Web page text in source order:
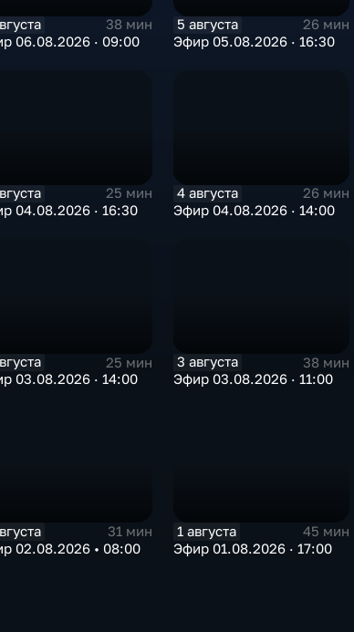
38 мин
06.08.2026 · 09:00
5 августа
26 мин
Эфир 05.08.2026 · 16:30
25 мин
04.08.2026 · 16:30
4 августа
26 мин
Эфир 04.08.2026 · 14:00
25 мин
03.08.2026 · 14:00
3 августа
38 мин
Эфир 03.08.2026 · 11:00
31 мин
02.08.2026 • 08:00
1 августа
45 мин
Эфир 01.08.2026 · 17:00